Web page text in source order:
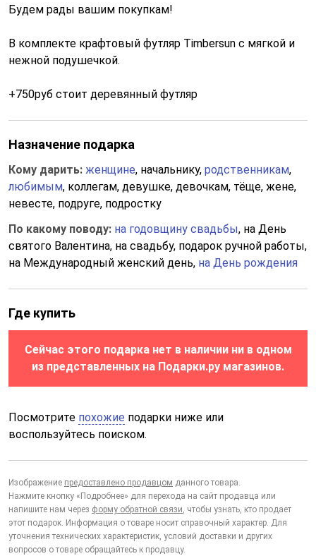
Будем рады вашим покупкам!
В комплекте крафтовый футляр Timbersun с мягкой и
нежной подушечкой.
+750руб стоит деревянный футляр
Назначение подарка
Кому дарить: женщине, начальнику, родственникам,
любимым, коллегам, девушке, девочкам, тёще, жене,
невесте, подруге, подростку
По какому поводу: на годовщину свадьбы, на День
святого Валентина, на свадьбу, подарок ручной работы,
на Международный женский день, на День рождения
Где купить
Сейчас этого подарка нет в наличии ни в одном
из представленных на Подарки.ру магазинов.
Посмотрите похожие подарки ниже или
воспользуйтесь поиском.
Изображение предоставлено продавцом данного товара.
Нажмите кнопку «Подробнее» для перехода на сайт продавца или
напишите нам через форму обратной связи, чтобы узнать, кто продает
этот подарок. Информация о товаре носит справочный характер. Для
уточнения технических характеристик, условий доставки и других
вопросов о товаре обращайтесь к продавцу.